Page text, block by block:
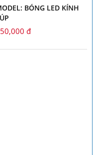
BÓNG LED KÍNH
đ